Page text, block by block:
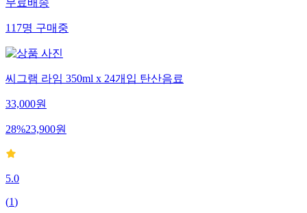
무료배송
117명구매중
씨그램 라임 350ml x 24개입 탄산음료
33,000원
28%23,900원
5.0
(1)